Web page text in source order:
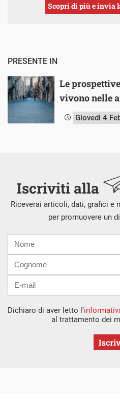
Scopri di più e invia
PRESENTE IN
Le
vivono nelle
Giovedì 4
Iscriviti alla
Riceverai articoli, dati, grafici e
per promuovere un
mail
Dichiaro di aver letto l’
al trattamento dei